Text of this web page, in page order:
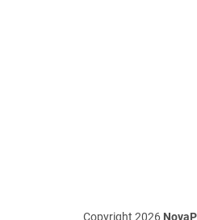
Copyright 2026